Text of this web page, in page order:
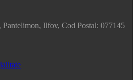
Pantelimon, Ilfov, Cod Postal: 077145